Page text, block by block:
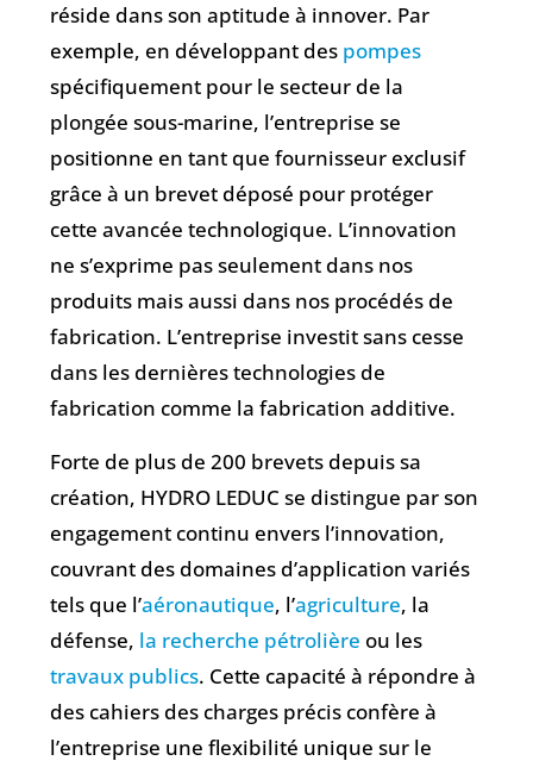
réside dans son aptitude à innover. Par
exemple, en développant des pompes
spécifiquement pour le secteur de la
plongée sous-marine, l’entreprise se
positionne en tant que fournisseur exclusif
grâce à un brevet déposé pour protéger
cette avancée technologique. L’innovation
ne s’exprime pas seulement dans nos
produits mais aussi dans nos procédés de
fabrication. L’entreprise investit sans cesse
dans les dernières technologies de
fabrication comme la fabrication additive.
Forte de plus de 200 brevets depuis sa
création, HYDRO LEDUC se distingue par son
engagement continu envers l’innovation,
couvrant des domaines d’application variés
tels que l’aéronautique, l’agriculture, la
défense, la recherche pétrolière ou les
travaux publics. Cette capacité à répondre à
des cahiers des charges précis confère à
l’entreprise une flexibilité unique sur le